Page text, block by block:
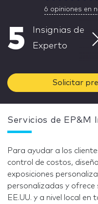
6 opiniones en
5
Insignias de
Experto
Solicitar
Servicios de EP&M
Para ayudar a los
control de costos,
exposiciones
personalizadas y ofrece
EE.UU. y a nivel local en